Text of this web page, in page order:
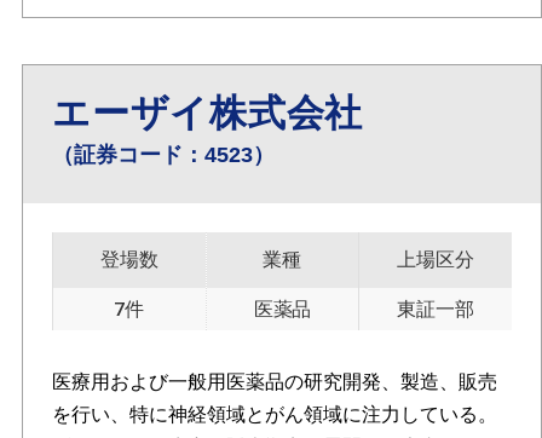
エーザイ株式会社
（証券コード：4523）
登場数
7件
業種
医薬品
上場区分
東証一部
医療用および一般用医薬品の研究開発、製造、販売
を行い、特に神経領域とがん領域に注力している。